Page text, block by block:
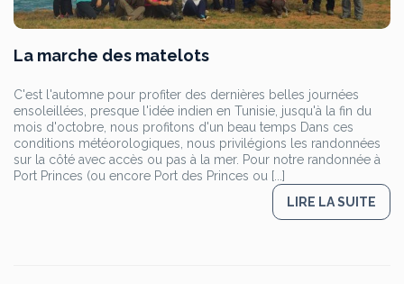
La marche des matelots
C'est l'automne pour profiter des dernières belles journées
ensoleillées, presque l'idée indien en Tunisie, jusqu'à la fin du
mois d'octobre, nous profitons d'un beau temps Dans ces
conditions météorologiques, nous privilégions les randonnées
sur la côté avec accès ou pas à la mer. Pour notre randonnée à
Port Princes (ou encore Port des Princes ou [...]
LIRE LA SUITE